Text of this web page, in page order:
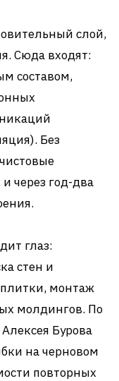
слой,
Сюда входят:
составом,
Без
через год-два
глаз:
стен и
монтаж
молдингов. По
Бурова
на черновом
повторных